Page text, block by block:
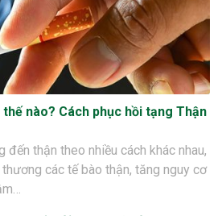
nào? Cách phục hồi tạng Thận
đến thận theo nhiều cách khác nhau,
các tế bào thận, tăng nguy cơ